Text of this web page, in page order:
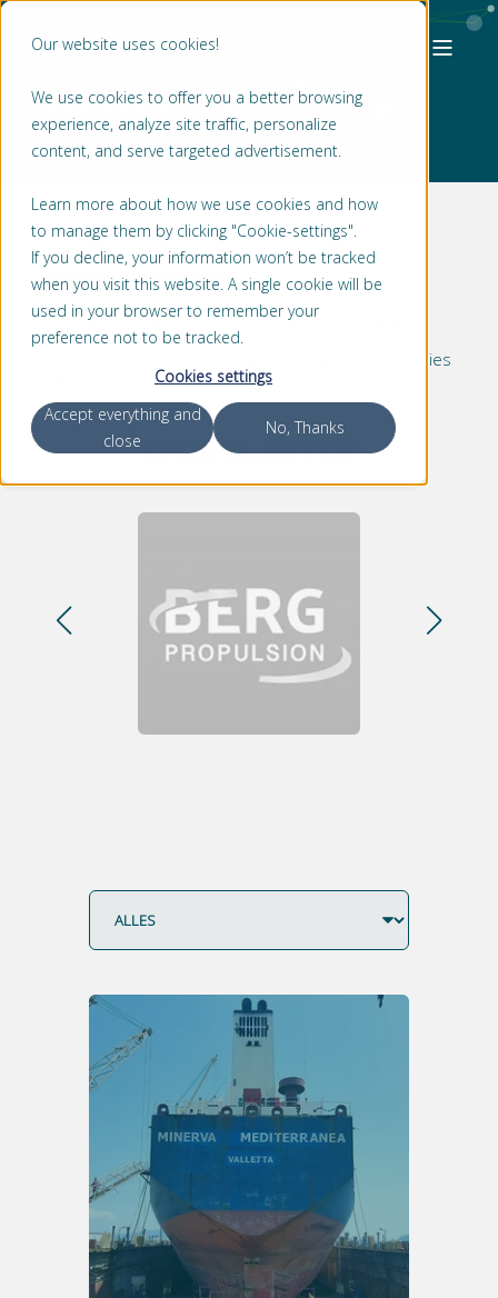
Our website uses cookies!
We use cookies to offer you a better browsing
experience, analyze site traffic, personalize
content, and serve targeted advertisement.
Learn more about how we use cookies and how
to manage them by clicking "Cookie-settings".
If you decline, your information won’t be tracked
when you visit this website. A single cookie will be
used in your browser to remember your
preference not to be tracked.
Cookies settings
Accept everything and
close
No, Thanks
REFERENTIES
REFERENTIES
Ontdek hoe Lagersmit Peace of Mind creëert met
afdichtingsoplossingen voor schepen, pompen en
getijdenturbines. Een aantal inspirerende referenties
van onze klanten.
ONZE KLANTEN